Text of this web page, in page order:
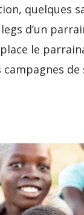
quelques
d’un
le